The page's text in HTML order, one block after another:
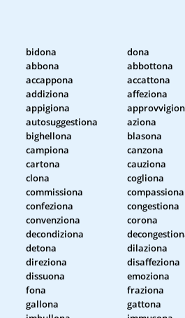
bidona
dona
abbona
abbottona
accappona
accattona
addiziona
affeziona
appigiona
autosuggestiona
aziona
bighellona
blasona
campiona
canzona
cartona
cauziona
clona
cogliona
commissiona
compassiona
confeziona
congestiona
convenziona
corona
decondiziona
detona
dilaziona
direziona
disaffeziona
dissuona
emoziona
fona
fraziona
gallona
gattona